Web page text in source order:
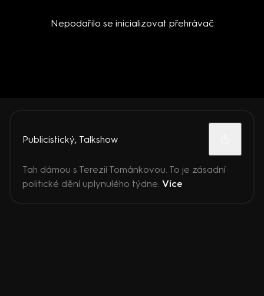
Nepodařilo se inicializovat přehrávač
Publicistický, Talkshow
Tah dámou s Terezií Tománkovou. To je zásadní
politické dění uplynulého týdne. Více